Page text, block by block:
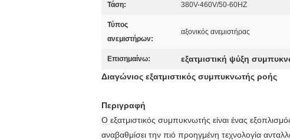
Τάση: 380V-460V/50-60HZ
Τύπος
ανεμιστήρων:
αξονικός ανεμιστήρας
Επισημαίνω: εξατμιστική ψύξη
Διαγώνιος εξατμιστικός συμπυκνωτής ροής
Περιγραφή
Ο εξατμιστικός συμπυκνωτής είναι ένας
αναβαθμίσει την πιό προηγμένη τεχνολογία